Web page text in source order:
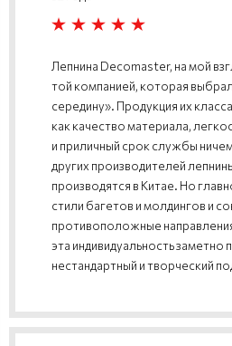
Лепнина Decomaster, на мой
той компанией, которая
середину». Продукция их
как качество материала,
и приличный срок службы
других производителей
производятся в Китае. Но
стили багетов и молдингов и
противоположные
эта индивидуальность заметно
нестандартный и творческий